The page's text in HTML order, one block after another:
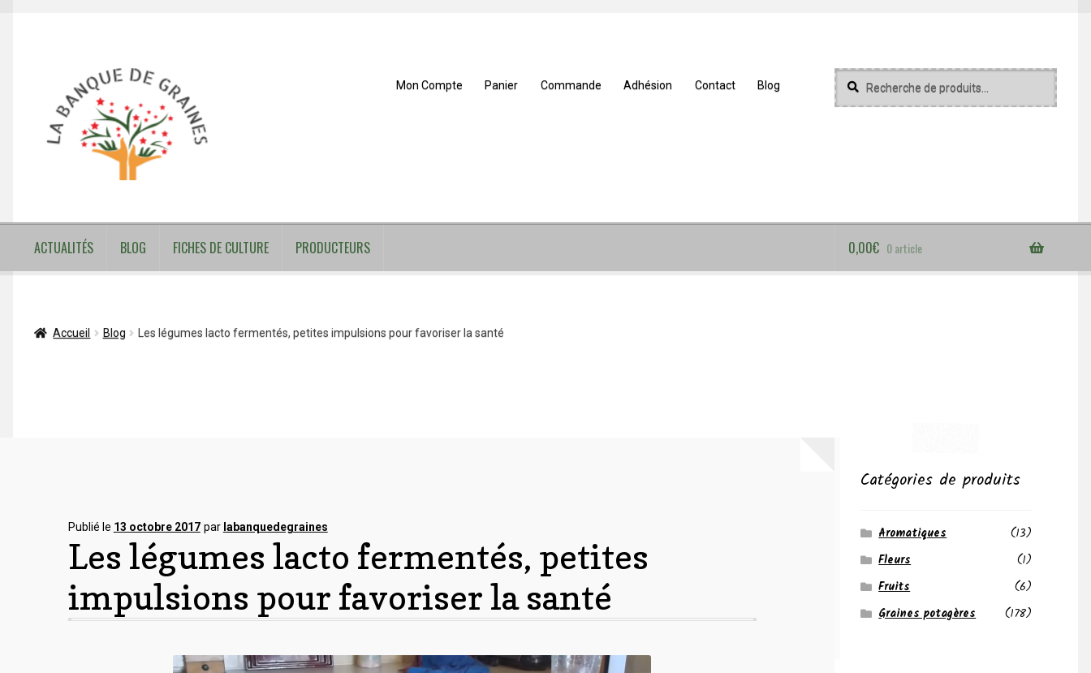
navigation
contenu
Mon Compte Panier Commande Adhésion Contact Blog
Recherche
pour :
Recherche
ACTUALITÉS BLOG FICHES DE CULTURE PRODUCTEURS 0,00€ 0 article
Accueil Blog Les légumes lacto fermentés, petites impulsions pour favoriser la santé
Publié le 13 octobre 2017 par labanquedegraines
Les légumes lacto fermentés, petites
impulsions pour favoriser la santé
Catégories de produits
Aromatiques
(13)
Fleurs
(1)
Fruits
(6)
Graines potagères
(178)